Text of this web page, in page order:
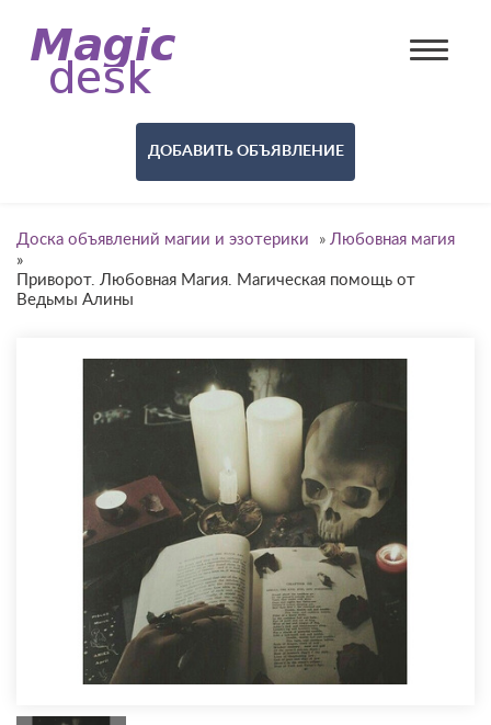
ДОБАВИТЬ ОБЪЯВЛЕНИЕ
Доска объявлений магии и эзотерики » Любовная магия
»
Приворот. Любовная Магия. Магическая помощь от
Ведьмы Алины